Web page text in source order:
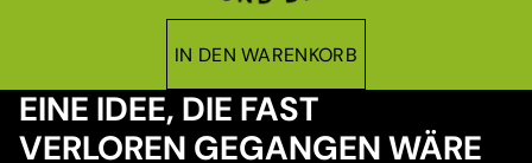
IN DEN WARENKORB
EINE IDEE, DIE FAST
VERLOREN GEGANGEN WÄRE